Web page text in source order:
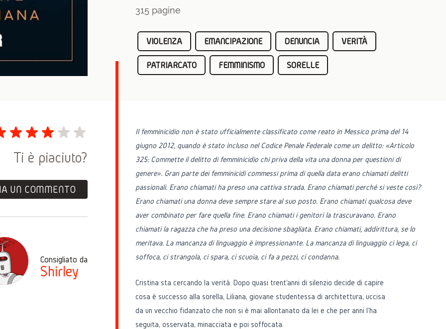
315 pagine
VIOLENZA EMANCIPAZIONE DENUNCIA VERITÀ
PATRIARCATO FEMMINISMO SORELLE
Ti è piaciuto?
UN COMMENTO
Consigliato da
Shirley
Il femminicidio non è stato ufficialmente classificato come reato in Messico prima del 14
giugno 2012, quando è stato incluso nel Codice Penale Federale come un delitto: «Articolo
325: Commette il delitto di femminicidio chi priva della vita una donna per questioni di
genere». Gran parte dei femminicidi commessi prima di quella data erano chiamati delitti
passionali. Erano chiamati ha preso una cattiva strada. Erano chiamati perché si veste così?
Erano chiamati una donna deve sempre stare al suo posto. Erano chiamati qualcosa deve
aver combinato per fare quella fine. Erano chiamati i genitori la trascuravano. Erano
chiamati la ragazza che ha preso una decisione sbagliata. Erano chiamati, addirittura, se lo
meritava. La mancanza di linguaggio è impressionante. La mancanza di linguaggio ci lega, ci
soffoca, ci strangola, ci spara, ci scuoia, ci fa a pezzi, ci condanna.
Cristina sta cercando la verità. Dopo quasi trent'anni di silenzio decide di capire
cosa è successo alla sorella, Liliana, giovane studentessa di architettura, uccisa
da un vecchio fidanzato che non si è mai allontanato da lei e che per anni l'ha
seguita, osservata, minacciata e poi soffocata.